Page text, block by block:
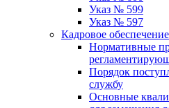
Указ № 599
Указ № 597
Кадровое обеспечение
Нормативные
Порядок
службу
Основные